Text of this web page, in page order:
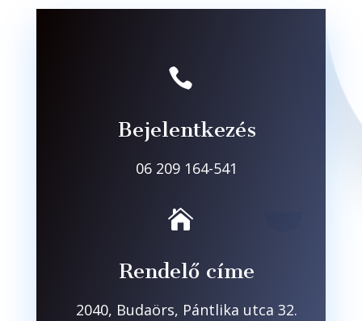

Bejelentkezés
06 209 164-541

Rendelő címe
2040, Budaörs, Pántlika utca 32.